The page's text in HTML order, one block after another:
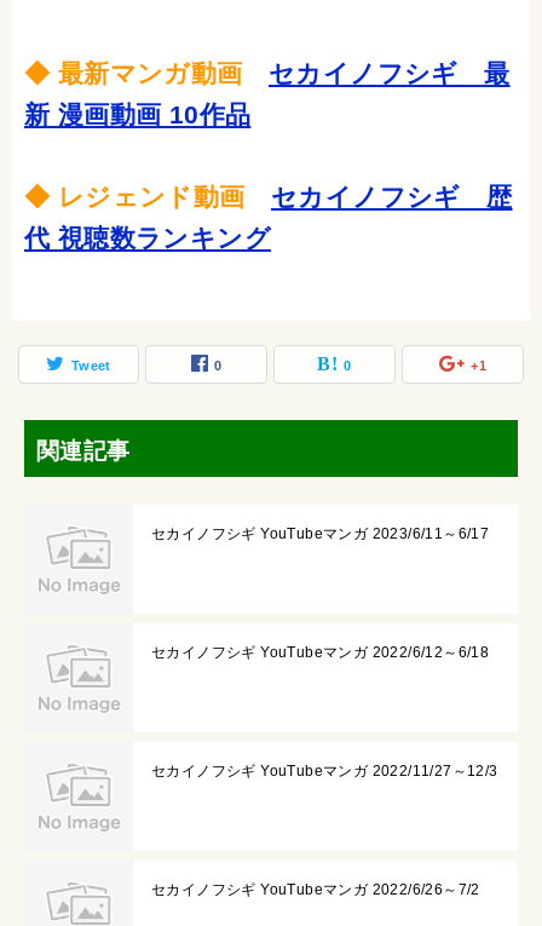
◆ 最新マンガ動画 セカイノフシギ 最
新 漫画動画 10作品
◆ レジェンド動画 セカイノフシギ 歴
代 視聴数ランキング
Tweet 0 0 +1
関連記事
セカイノフシギ YouTubeマンガ 2023/6/11～6/17
セカイノフシギ YouTubeマンガ 2022/6/12～6/18
セカイノフシギ YouTubeマンガ 2022/11/27～12/3
セカイノフシギ YouTubeマンガ 2022/6/26～7/2